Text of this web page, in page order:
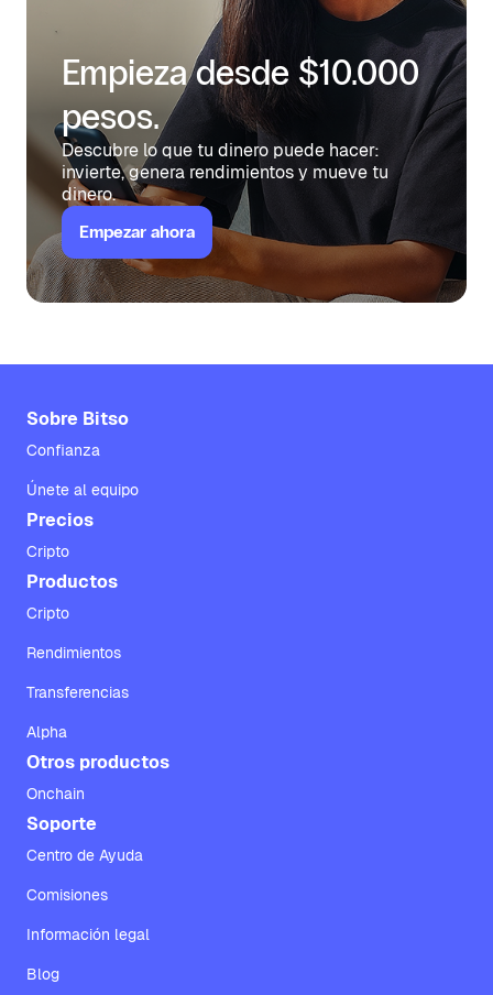
Empieza desde $10.000
pesos.
Descubre lo que tu dinero puede hacer:
invierte, genera rendimientos y mueve tu
dinero.
Empezar ahora
Sobre Bitso
Confianza
Únete al equipo
Precios
Cripto
Productos
Cripto
Rendimientos
Transferencias
Alpha
Otros productos
Onchain
Soporte
Centro de Ayuda
Comisiones
Información legal
Blog